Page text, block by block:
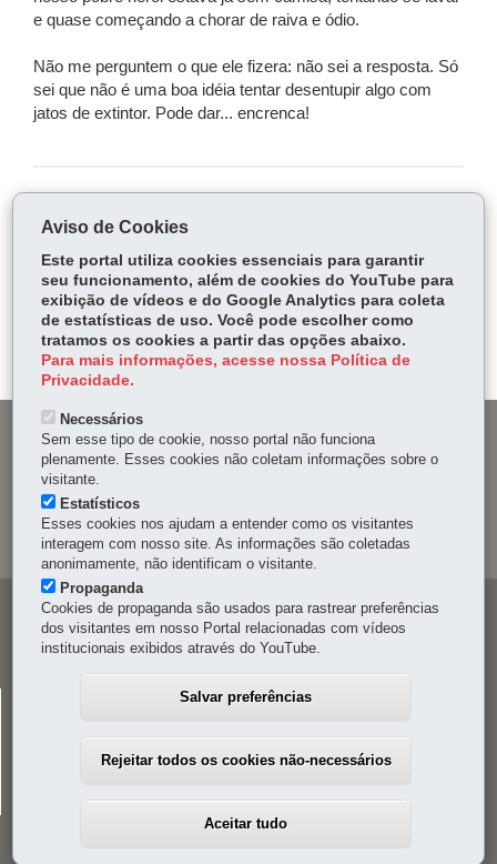
e quase começando a chorar de raiva e ódio.
Não me perguntem o que ele fizera: não sei a resposta. Só
sei que não é uma boa idéia tentar desentupir algo com
jatos de extintor. Pode dar... encrenca!
ce
bo
ok
Tw
itt
er
ha
ts
Ap
p
Voltar Início Imprimir Baixar
MAPA DO SITE
DENUNCIE CORRUPÇÃO
OUVIDORIA
Navegação
principal
CELEPAR
Rua Mateus Leme, 1561 - Bom Retiro-80520-174-Curitiba
MAPA
Aviso de Cookies
Este portal utiliza cookies essenciais para garantir
seu funcionamento, além de cookies do YouTube para
exibição de vídeos e do Google Analytics para coleta
de estatísticas de uso. Você pode escolher como
tratamos os cookies a partir das opções abaixo.
Para mais informações, acesse nossa Política de
Privacidade.
Necessários
Sem esse tipo de cookie, nosso portal não funciona
plenamente. Esses cookies não coletam informações sobre o
visitante.
Estatísticos
Esses cookies nos ajudam a entender como os visitantes
interagem com nosso site. As informações são coletadas
anonimamente, não identificam o visitante.
Propaganda
Cookies de propaganda são usados para rastrear preferências
dos visitantes em nosso Portal relacionadas com vídeos
institucionais exibidos através do YouTube.
Salvar preferências
Rejeitar todos os cookies não-necessários
Aceitar tudo